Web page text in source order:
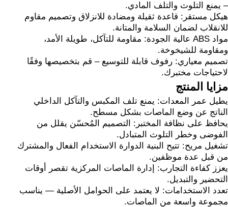
– يمنع التلوث والتلف المادي.
هيكل مستقر: قاعدة ثقيلة ومضادة للانزلاق وتصميم مقاوم
للانقلاب لضمان السلامة والمتانة.
مواد ABS عالية الجودة: مقاومة للتآكل، طويلة الأمد،
ومقاومة للشيخوخة.
تصميم معياري: رفوف قابلة للتوسيع – قم بتخصيصها وفقًا
لاحتياجات مختبرك.
مزايا المنتج
يطيل عمر المعدات: يمنع تلف المكبس والتآكل الداخلي
الناتج عن وضع الماصات بشكل مسطح.
يحافظ على نظافة المختبر: التصميم المُحسّن يقلل من
الفوضى وخطر التلوث المتبادل.
تشغيل مريح: تتيح البنية الدوارة الاستخدام الفعال والمشترك
من قبل عدة موظفين.
يعزز كفاءة التجارب: إدارة الماصات المركزية تقصر أوقات
التحضير والتبديل.
تعدد الاستخدامات: لا يعتمد على الحوامل الأصلية — يناسب
مجموعة واسعة من الماصات.